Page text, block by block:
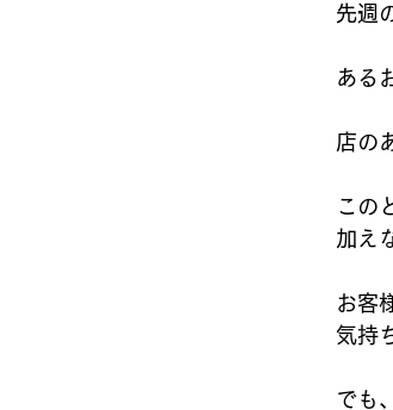
先週
ある
店の
この
加え
お客
気持
でも